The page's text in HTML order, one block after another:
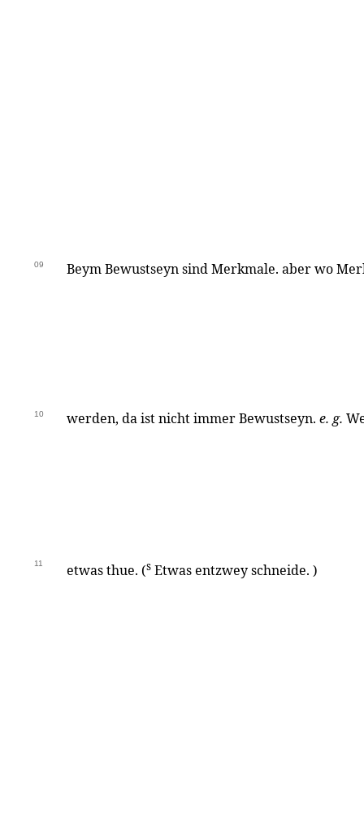
09 Beym Bewustseyn sind Merkmale. aber wo
10 werden, da ist nicht immer Bewustseyn. e. g.
11 etwas thue. (s Etwas entzwey schneide. )